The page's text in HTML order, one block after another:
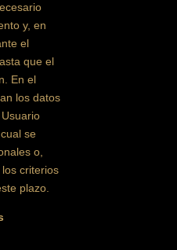
y, en
el
que el
En el
los datos
se
o,
criterios
plazo.